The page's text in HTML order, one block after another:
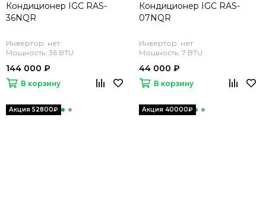
Кондиционер IGC RAS-
36NQR
Инвертор: нет
Мощность: 36 BTU
144 000 ₽
В корзину
Кондиционер IGC RAS-
07NQR
Инвертор: нет
Мощность: 7 BTU
44 000 ₽
В корзину